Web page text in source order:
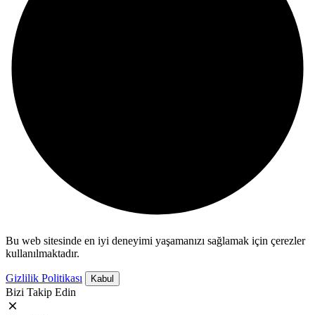
Bu web sitesinde en iyi deneyimi yaşamanızı sağlamak için çerezler
kullanılmaktadır.
Gizlilik Politikası Kabul
Bizi Takip Edin